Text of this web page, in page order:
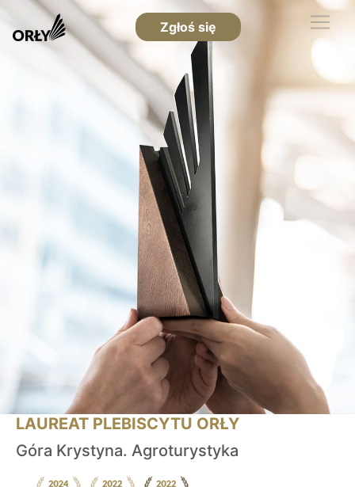
Zgłoś się
LAUREAT PLEBISCYTU ORŁY
Góra Krystyna. Agroturystyka